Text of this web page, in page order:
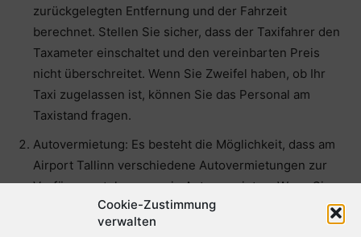
Cookie-Zustimmung
verwalten
zurückgelegten Entfernung und der Fahrzeit
berechnet. Stellen Sie sicher, dass der Taxifahrer den
Taxameter einschaltet und den vereinbarten Preis
nicht überschreitet. Wenn Sie Zweifel haben, ob Ihr
Taxi zugelassen ist, können Sie das Personal am
Taxistand fragen.
Autovermietung: Es besteht die Möglichkeit, dass am
Airport Tallinn verschiedene Autovermietungen zur
Verfügung stehen, um ein Auto zu mieten. Wenn Sie
sich für diese Option entscheiden, können Sie die
Gegend flexibel und auf eigene Faust erkunden. Bitte